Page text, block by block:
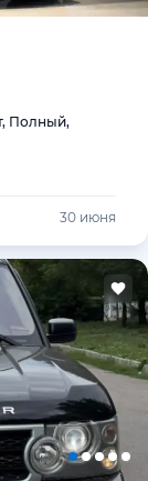
Полный,
30 июня